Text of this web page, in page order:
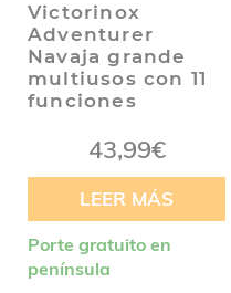
Victorinox
Adventurer
Navaja grande
multiusos con 11
funciones
43,99€
LEER MÁS
Porte gratuito en
península